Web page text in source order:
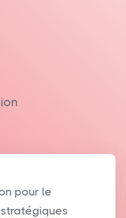
pour le